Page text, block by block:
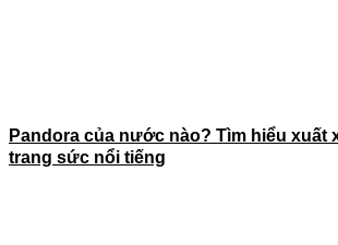
Pandora của nước nào? Tìm hiểu xuất
trang sức nổi tiếng